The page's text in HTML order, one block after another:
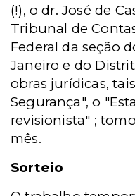
(!), o dr. José de
Tribunal de
Federal da seção
Janeiro e do
obras jurídicas,
Segurança", o
revisionista" ;
mês.
Sorteio